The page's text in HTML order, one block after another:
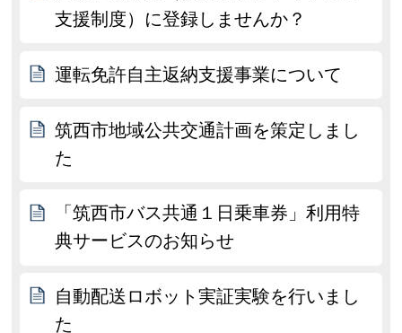
支援制度）に登録しませんか？
運転免許自主返納支援事業について
筑西市地域公共交通計画を策定しまし
た
「筑西市バス共通１日乗車券」利用特
典サービスのお知らせ
自動配送ロボット実証実験を行いまし
た